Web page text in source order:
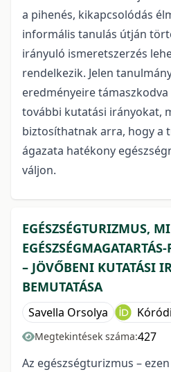
a pihenés, kikapcsolódás
informális tanulás útján
irányuló ismeretszerzés
rendelkezik. Jelen
eredményeire
további kutatási irányokat,
biztosíthatnak arra, hogy a
ágazata hatékony
váljon.
EGÉSZSÉGTURIZMUS,
– JÖVŐBENI KUTATÁSI
BEMUTATÁSA
Savella Orsolya
Megtekintések száma:427
Az egészségturizmus –